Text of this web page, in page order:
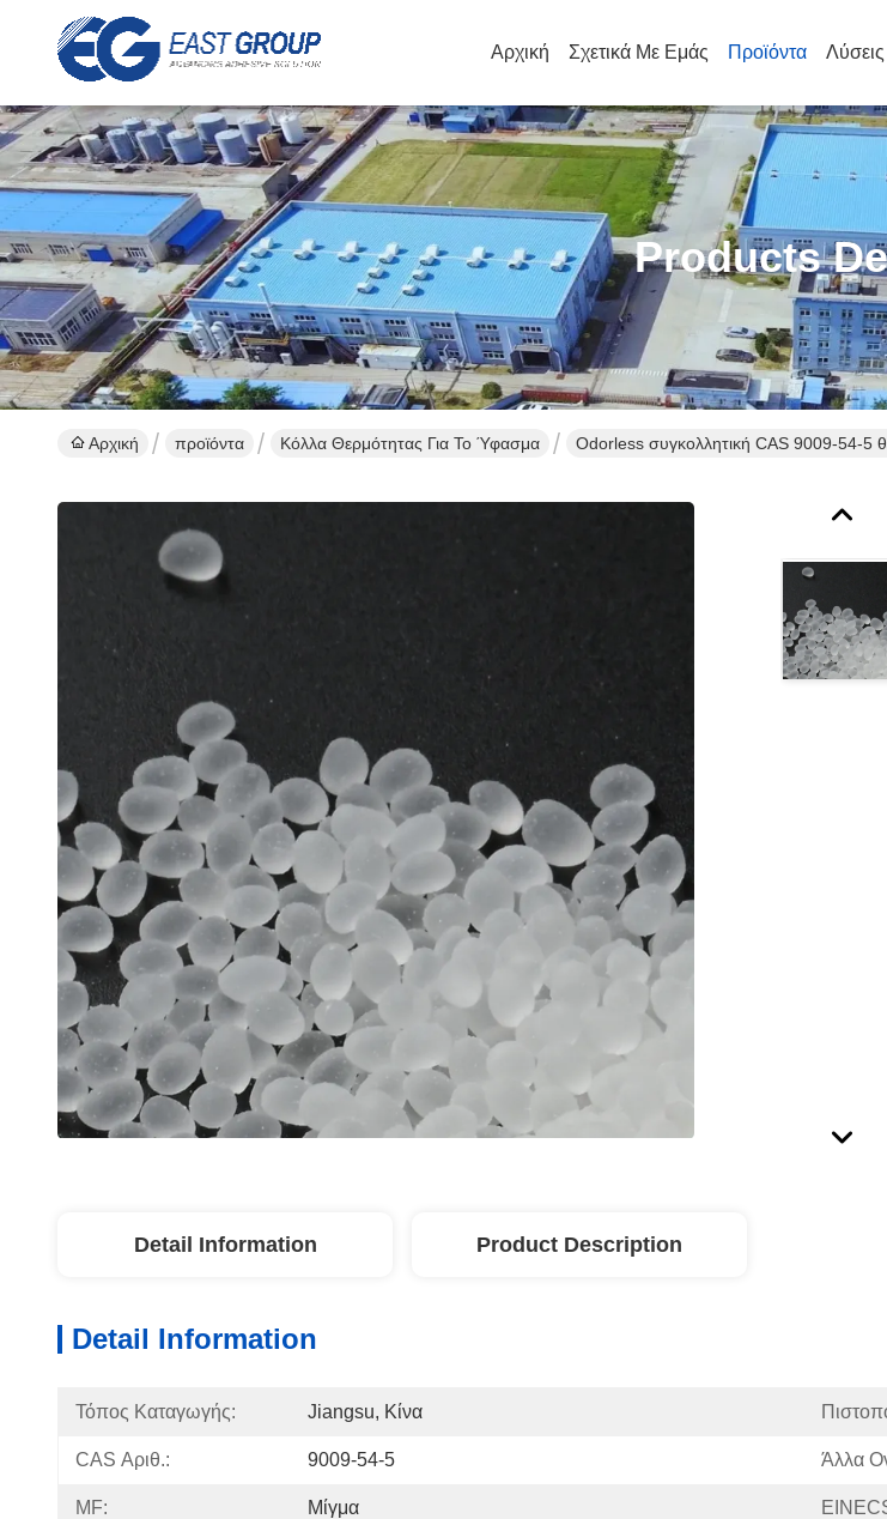
Αρχική Σχετικά Με Εμάς Προϊόντα Λύσεις
Products
Αρχική προϊόντα Κόλλα Θερμότητας Για Το Ύφασμα Odorless συγκολλητική CAS 9009-54-5
Detail Information Product Description
Detail Information
Τόπος Καταγωγής: Jiangsu, Κίνα
CAS Αριθ.: 9009-54-5 Άλλα
MF: Μίγμα